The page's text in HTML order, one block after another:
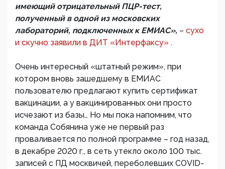
имеющий отрицательный ПЦР-тест,
полученный в одной из московских
лабораторий, подключенных к ЕМИАС», – сухо
и скучно заявили в ДИТ «Интерфаксу» .
Очень интересный «штатный режим», при
котором вновь зашедшему в ЕМИАС
пользователю предлагают купить сертификат
вакцинации, а у вакцинированных они просто
исчезают из базы… Но мы пока напомним, что
команда Собянина уже не первый раз
проваливается по полной программе – год назад,
в декабре 2020 г., в сеть утекло около 100 тыс.
записей с ПД москвичей, переболевших COVID-